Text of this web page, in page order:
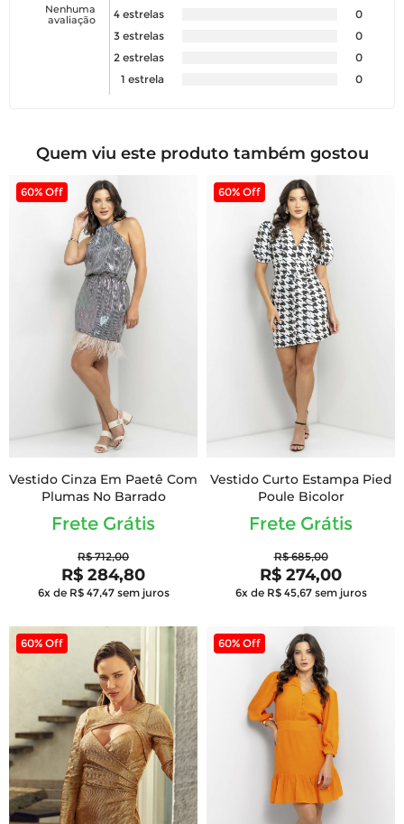
Nenhuma
avaliação
4 estrelas
0
3 estrelas
0
2 estrelas
0
1 estrela
0
Quem viu este produto também gostou
60% Off
Vestido Cinza Em Paetê Com
Plumas No Barrado
Frete Grátis
R$ 712,00
R$ 284,80
6x de R$ 47,47 sem juros
60% Off
Vestido Curto Estampa Pied
Poule Bicolor
Frete Grátis
R$ 685,00
R$ 274,00
6x de R$ 45,67 sem juros
60% Off 60% Off